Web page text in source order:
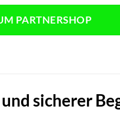
PARTNERSHOP
sicherer